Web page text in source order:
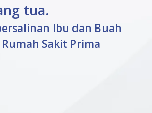
tua.
Ibu dan Buah
Sakit Prima